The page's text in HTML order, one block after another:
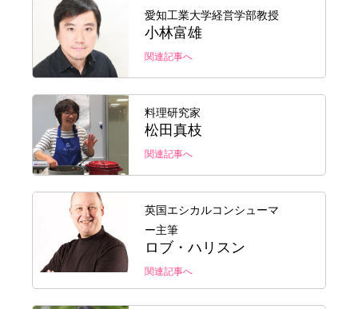
愛知工業大学経営学部教授
小林富雄
関連記事へ
料理研究家
松田真枝
関連記事へ
英国エシカルコンシューマ
ー主筆
ロブ・ハリスン
関連記事へ